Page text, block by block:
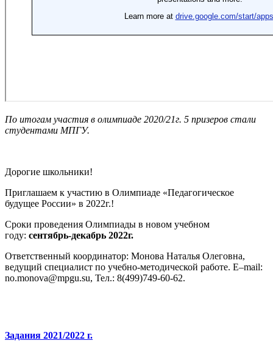
По итогам участия в олимпиаде 2020/21г. 5 призеров стали
студентами МПГУ.
Дорогие школьники!
Приглашаем к участию в Олимпиаде «Педагогическое
будущее России» в 2022г.!
Сроки проведения Олимпиады в новом учебном
году: сентябрь-декабрь 2022г.
Ответственный координатор: Монова Наталья Олеговна,
ведущий специалист по учебно-методической работе. E–mail:
no.monova@mpgu.su, Тел.: 8(499)749-60-62.
Задания 2021/2022 г.